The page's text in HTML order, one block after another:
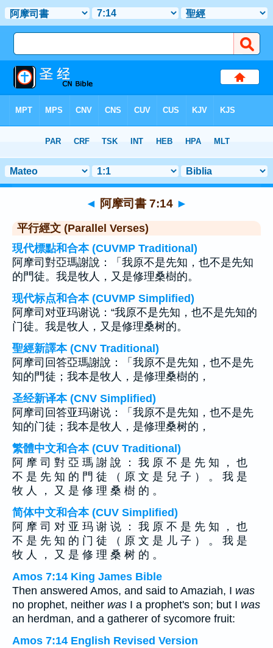
> 聖經金句 14
◄ 阿摩司書 7:14 ►
平行經文 (Parallel Verses)
現代標點和合本 (CUVMP Traditional)
阿摩司對亞瑪謝說：「我原不是先知，也不是先知
的門徒。我是牧人，又是修理桑樹的。
现代标点和合本 (CUVMP Simplified)
阿摩司对亚玛谢说：“我原不是先知，也不是先知的
门徒。我是牧人，又是修理桑树的。
聖經新譯本 (CNV Traditional)
阿摩司回答亞瑪謝說：「我原不是先知，也不是先
知的門徒；我本是牧人，是修理桑樹的，
圣经新译本 (CNV Simplified)
阿摩司回答亚玛谢说：「我原不是先知，也不是先
知的门徒；我本是牧人，是修理桑树的，
繁體中文和合本 (CUV Traditional)
阿 摩 司 對 亞 瑪 謝 說 ： 我 原 不 是 先 知 ， 也
不 是 先 知 的 門 徒 （ 原 文 是 兒 子 ） 。 我 是
牧 人 ， 又 是 修 理 桑 樹 的 。
简体中文和合本 (CUV Simplified)
阿 摩 司 对 亚 玛 谢 说 ： 我 原 不 是 先 知 ， 也
不 是 先 知 的 门 徒 （ 原 文 是 儿 子 ） 。 我 是
牧 人 ， 又 是 修 理 桑 树 的 。
Amos 7:14 King James Bible
Then answered Amos, and said to Amaziah, I was
no prophet, neither was I a prophet's son; but I was
an herdman, and a gatherer of sycomore fruit:
Amos 7:14 English Revised Version